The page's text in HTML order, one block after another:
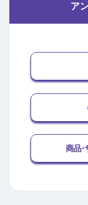
ア
商品･